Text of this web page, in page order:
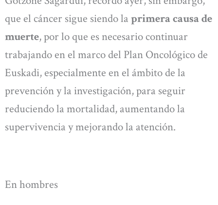
que el cáncer sigue siendo la primera causa de
muerte, por lo que es necesario continuar
trabajando en el marco del Plan Oncológico de
Euskadi, especialmente en el ámbito de la
prevención y la investigación, para seguir
reduciendo la mortalidad, aumentando la
supervivencia y mejorando la atención.
En hombres